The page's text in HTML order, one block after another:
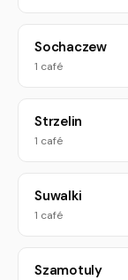
Sochaczew
1 café
Strzelin
1 café
Suwalki
1 café
Szamotuly